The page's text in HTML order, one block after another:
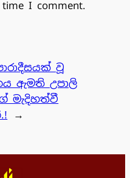
I comment.
වූ
ඇමති උපාලි
මැදිහත්වී
→